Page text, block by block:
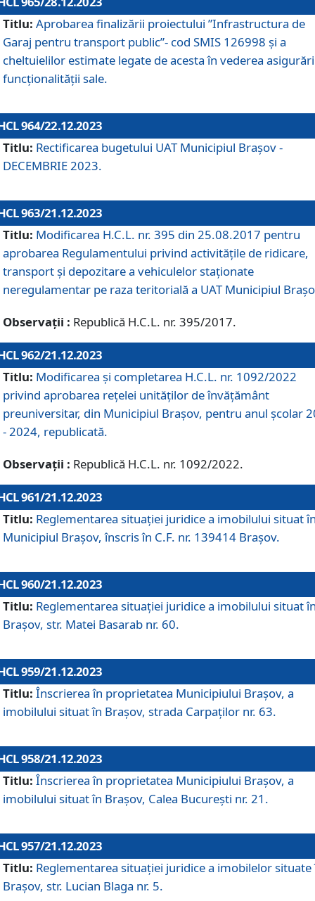
Titlu: Aprobarea finalizării proiectului ”Infrastructura de
Garaj pentru transport public”- cod SMIS 126998 și a
cheltuielilor estimate legate de acesta în vederea
funcționalității sale.
964/22.12.2023
Titlu: Rectificarea bugetului UAT Municipiul Braşov -
DECEMBRIE 2023.
963/21.12.2023
Titlu: Modificarea H.C.L. nr. 395 din 25.08.2017 pentru
aprobarea Regulamentului privind activitățile de ridicare,
transport şi depozitare a vehiculelor staționate
neregulamentar pe raza teritorială a UAT Municipiul
Observații : Republică H.C.L. nr. 395/2017.
962/21.12.2023
Titlu: Modificarea și completarea H.C.L. nr. 1092/2022
privind aprobarea rețelei unităților de învăţământ
preuniversitar, din Municipiul Braşov, pentru anul școlar
- 2024, republicată.
Observații : Republică H.C.L. nr. 1092/2022.
961/21.12.2023
Titlu: Reglementarea situației juridice a imobilului situat
Municipiul Brașov, înscris în C.F. nr. 139414 Brașov.
960/21.12.2023
Titlu: Reglementarea situației juridice a imobilului situat
Brașov, str. Matei Basarab nr. 60.
959/21.12.2023
Titlu: Înscrierea în proprietatea Municipiului Brașov, a
imobilului situat în Brașov, strada Carpaților nr. 63.
958/21.12.2023
Titlu: Înscrierea în proprietatea Municipiului Brașov, a
imobilului situat în Brașov, Calea București nr. 21.
957/21.12.2023
Titlu: Reglementarea situației juridice a imobilelor situate
Brașov, str. Lucian Blaga nr. 5.